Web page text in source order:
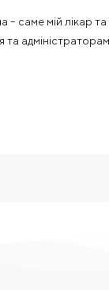
– саме мій лікар
та